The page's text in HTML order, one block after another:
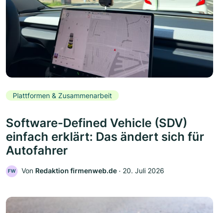
Plattformen & Zusammenarbeit
Software-Defined Vehicle (SDV)
einfach erklärt: Das ändert sich für
Autofahrer
FW Von Redaktion firmenweb.de ‧ 20. Juli 2026